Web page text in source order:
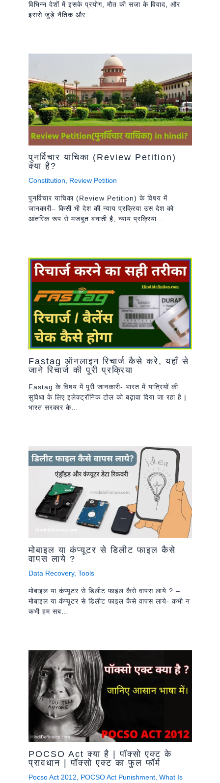
विभिन्न देशों में इसके प्रयोग, मौत की सजा के विवाद, और
इससे जुड़े नैतिक और…
पुनर्विचार याचिका (Review Petition)
क्या है?
Constitution Review Petition
पुनर्विचार याचिका (Review Petition) के विषय में
जानकारी– किसी भी देश की न्याय प्रक्रिया उस देश को
आंतरिक रूप से मजबूत बनाती है, न्याय प्रक्रिया…
Fastag ऑनलाइन रिचार्ज कैसे करे, यहाँ से
जाने रिचार्ज की पूरी प्रक्रिया
Fastag के विषय में पूरी जानकारी- भारत में यात्रियों की
सुविधा के लिए इलेक्ट्रॉनिक टोल को बढ़ावा दिया जा रहा है |
भारत सरकार के…
मोबाइल या कंप्यूटर से डिलीट फाइल कैसे
वापस लाये ?
Data Recovery, Tools
मोबाइल या कंप्यूटर से डिलीट फाइल कैसे वापस लाये ? –
मोबाइल या कंप्यूटर से डिलीट फाइल कैसे वापस लाये- कभी न
कभी हम सब…
POCSO Act क्या है | पॉक्सो एक्ट के
प्रावधान | पॉक्सो एक्ट का फुल फॉर्म
Pocso Act 2012 POCSO Act Punishment, What Is